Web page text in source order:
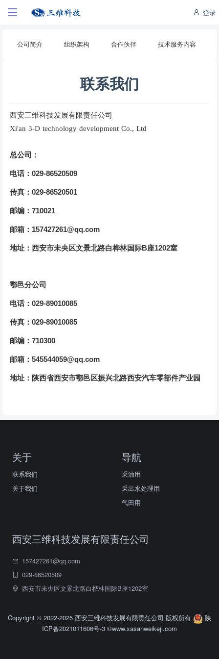
登录
公司简介 组织架构 合作伙伴 技术服务内容
联系我们
西安三维科技发展有限责任公司
Xi'an 3-D technology development Co., Ltd
总公司：
电话： 029-86520509
传真： 029-86520501
邮编： 710021
邮箱： 157427261@qq.com
地址： 西安市未央区文景北路白桦林国际B座1202室
鄠邑分公司
电话： 029-89010085
传真： 029-89010085
邮编： 710300
邮箱： 545544059@qq.com
地址：陕西省西安市鄠邑区振兴北路西安汽车零部件产业园
关于
联系我们
关于我们
导航
采油用
采出水处理用
气田用
西安三维科技发展有限责任公司
157427261@qq.com
029-86520509
西安市未央区文景北路白桦林国际B座1202室
Copyright © 2022-2025 西安三维科技发展有限责任公司 版权所有
陕
ICP备2021011606号-3 ©www.xasanweikeji.com